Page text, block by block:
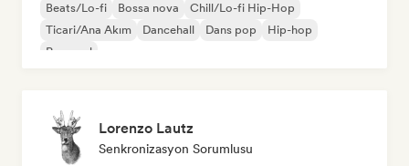
Beats/Lo-fi Bossa nova
Chill/Lo-fi Hip-Hop
Ticari/Ana Akım
Dancehall Dans pop
Hip-hop
Pop soul
Lorenzo Lautz
Senkronizasyon Sorumlusu